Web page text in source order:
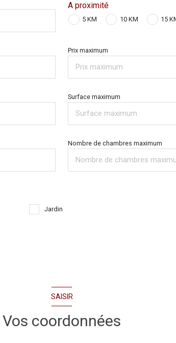
A proximité
5 KM 10 KM 15
Prix maximum
Surface maximum
Nombre de chambres maximum
Jardin
SAISIR
Vos coordonnées